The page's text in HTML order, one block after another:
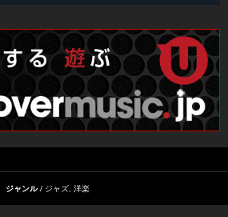
ジャンル ジャズ, 洋楽